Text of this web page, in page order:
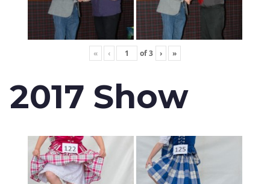
« ‹ of3 › »
2017 Show